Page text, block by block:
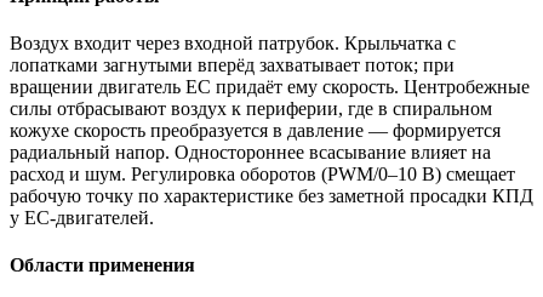
Воздух входит через входной патрубок. Крыльчатка с
лопатками загнутыми вперёд захватывает поток; при
вращении двигатель EC придаёт ему скорость. Центробежные
силы отбрасывают воздух к периферии, где в спиральном
кожухе скорость преобразуется в давление — формируется
радиальный напор. Одностороннее всасывание влияет на
расход и шум. Регулировка оборотов (PWM/0–10 В) смещает
рабочую точку по характеристике без заметной просадки КПД
у EC-двигателей.
Области применения